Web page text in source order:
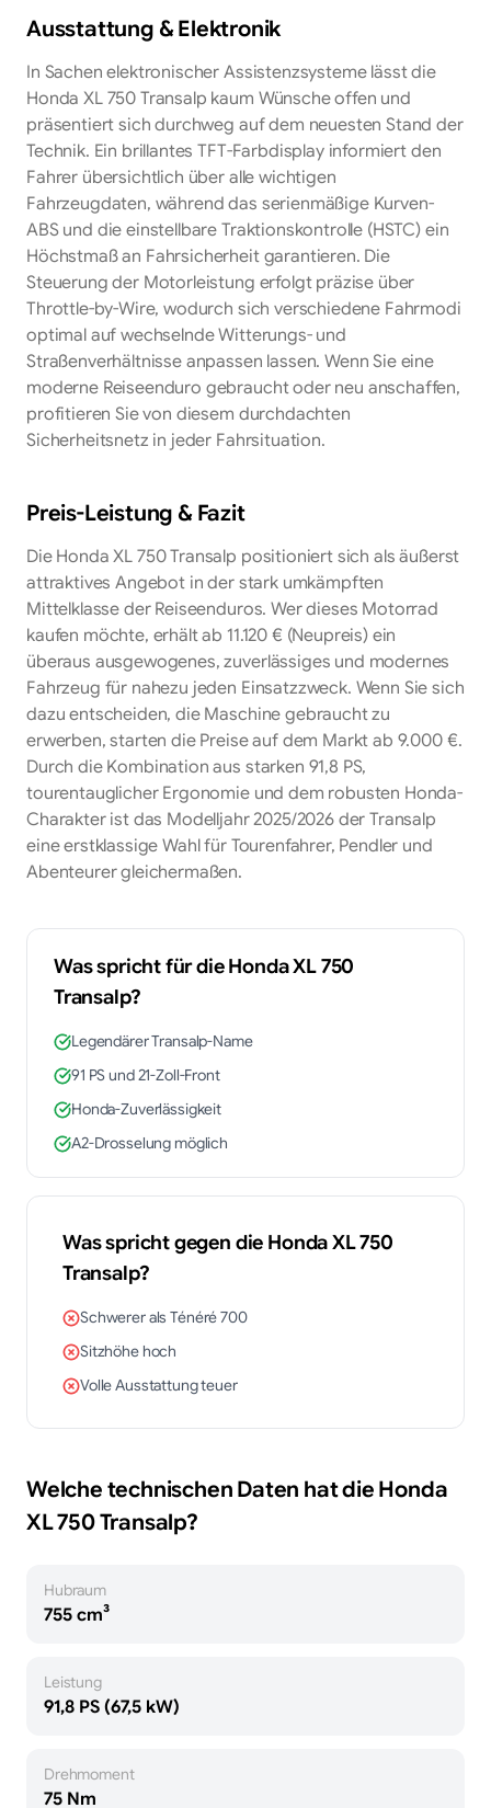
Ausstattung & Elektronik
In Sachen elektronischer Assistenzsysteme lässt die
Honda XL 750 Transalp kaum Wünsche offen und
präsentiert sich durchweg auf dem neuesten Stand der
Technik. Ein brillantes TFT-Farbdisplay informiert den
Fahrer übersichtlich über alle wichtigen
Fahrzeugdaten, während das serienmäßige Kurven-
ABS und die einstellbare Traktionskontrolle (HSTC) ein
Höchstmaß an Fahrsicherheit garantieren. Die
Steuerung der Motorleistung erfolgt präzise über
Throttle-by-Wire, wodurch sich verschiedene Fahrmodi
optimal auf wechselnde Witterungs- und
Straßenverhältnisse anpassen lassen. Wenn Sie eine
moderne Reiseenduro gebraucht oder neu anschaffen,
profitieren Sie von diesem durchdachten
Sicherheitsnetz in jeder Fahrsituation.
Preis-Leistung & Fazit
Die Honda XL 750 Transalp positioniert sich als äußerst
attraktives Angebot in der stark umkämpften
Mittelklasse der Reiseenduros. Wer dieses Motorrad
kaufen möchte, erhält ab 11.120 € (Neupreis) ein
überaus ausgewogenes, zuverlässiges und modernes
Fahrzeug für nahezu jeden Einsatzzweck. Wenn Sie sich
dazu entscheiden, die Maschine gebraucht zu
erwerben, starten die Preise auf dem Markt ab 9.000 €.
Durch die Kombination aus starken 91,8 PS,
tourentauglicher Ergonomie und dem robusten Honda-
Charakter ist das Modelljahr 2025/2026 der Transalp
eine erstklassige Wahl für Tourenfahrer, Pendler und
Abenteurer gleichermaßen.
Was spricht für dieHondaXL 750
Transalp?
Legendärer Transalp-Name
91 PS und 21-Zoll-Front
Honda-Zuverlässigkeit
A2-Drosselung möglich
Was spricht gegen dieHondaXL 750
Transalp?
Schwerer als Ténéré 700
Sitzhöhe hoch
Volle Ausstattung teuer
Welche technischen Daten hat dieHonda
XL 750 Transalp?
Hubraum
755 cm³
Leistung
91,8 PS (67,5 kW)
Drehmoment
75 Nm